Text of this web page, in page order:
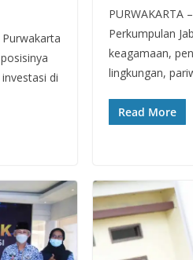
di
PURWAKARTA
Perkumpulan
keagamaan,
lingkungan,
Read More